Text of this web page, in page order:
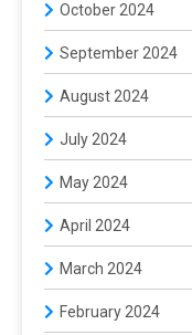
October 2024
September 2024
August 2024
July 2024
May 2024
April 2024
March 2024
February 2024